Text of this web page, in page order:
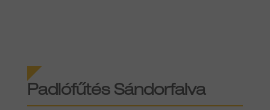
Padlófűtés Sándorfalva